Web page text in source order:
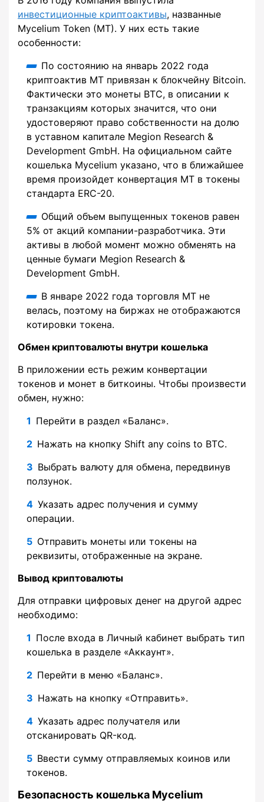
инвестиционные криптоактивы, названные
Mycelium Token (MT). У них есть такие
особенности:
По состоянию на январь 2022 года
криптоактив MT привязан к блокчейну Bitcoin.
Фактически это монеты BTC, в описании к
транзакциям которых значится, что они
удостоверяют право собственности на долю
в уставном капитале Megion Research &
Development GmbH. На официальном сайте
кошелька Mycelium указано, что в ближайшее
время произойдет конвертация MT в токены
стандарта ERC-20.
Общий объем выпущенных токенов равен
5% от акций компании-разработчика. Эти
активы в любой момент можно обменять на
ценные бумаги Megion Research &
Development GmbH.
В январе 2022 года торговля MT не
велась, поэтому на биржах не отображаются
котировки токена.
Обмен криптовалюты внутри кошелька
В приложении есть режим конвертации
токенов и монет в биткоины. Чтобы произвести
обмен, нужно:
Перейти в раздел «Баланс».
Нажать на кнопку Shift any coins to BTC.
Выбрать валюту для обмена, передвинув
ползунок.
Указать адрес получения и сумму
операции.
Отправить монеты или токены на
реквизиты, отображенные на экране.
Вывод криптовалюты
Для отправки цифровых денег на другой адрес
необходимо:
После входа в Личный кабинет выбрать тип
кошелька в разделе «Аккаунт».
Перейти в меню «Баланс».
Нажать на кнопку «Отправить».
Указать адрес получателя или
отсканировать QR-код.
Ввести сумму отправляемых коинов или
токенов.
Безопасность кошелька Mycelium